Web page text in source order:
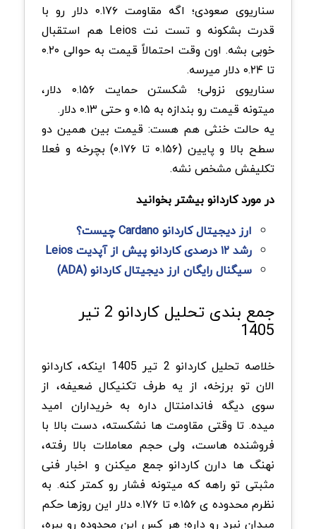
سناریوی صعودی؛ اگه مقاومت ۰.۱۷۶ دلار رو با
قدرت بشکونه و تست نت Leios هم استقبال
خوبی بشه. اون وقت احتمالاً قیمت به حوالی ۰.۲۰
تا ۰.۲۴ دلار میرسه.
سناریوی نزولی؛ شکستن حمایت ۰.۱۵۶ دلار،
میتونه قيمت رو بندازه به ۰.۱۵ و حتی ۰.۱۳ دلار.
یه حالت خنثی هم هست: قیمت بین همین دو
سطح بالا و پایین (۰.۱۵۶ تا ۰.۱۷۶) بچرخه و فعلا
تکلیفش مشخص نشه.
در مورد کاردانو بیشتر بخوانید
ارز دیجیتال کاردانو Cardano چیست؟
رشد ۱۲ درصدی کاردانو پیش از آپدیت Leios
سیگنال رایگان ارز دیجیتال کاردانو (ADA)
جمع بندی تحلیل کاردانو 2 تیر
1405
خلاصه تحلیل کاردانو 2 تیر 1405 اینکه، کاردانو
الان تو برزخه، از یه طرف تکنیکال ضعیفه، از
سوی دیگه فاندامنتال داره به خریداران امید
میده. تا وقتی مقاومت ها نشکسته، دست بالا با
فروشنده هاست، ولی حجم معاملات بالا رفته،
نهنگ ها دارن کاردانو جمع میکنن و اخبار فنی
مثبتی تو راهه که میتونه فشار رو کمتر کنه. به
نظرم محدوده ی ۰.۱۵۶ تا ۰.۱۷۶ دلار این روزها حکم
میدان نبرد رو داره؛ هر کس این محدوده رو ببره،